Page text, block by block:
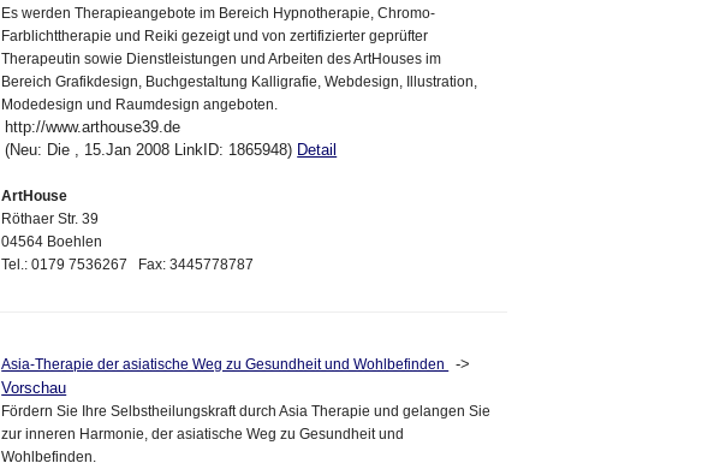
Es werden Therapieangebote im Bereich Hypnotherapie, Chromo-
Farblichttherapie und Reiki gezeigt und von zertifizierter geprüfter
Therapeutin sowie Dienstleistungen und Arbeiten des ArtHouses im
Bereich Grafikdesign, Buchgestaltung Kalligrafie, Webdesign, Illustration,
Modedesign und Raumdesign angeboten.
http://www.arthouse39.de
(Neu: Die , 15.Jan 2008 LinkID: 1865948) Detail
ArtHouse
Röthaer Str. 39
04564 Boehlen
Tel.: 0179 7536267 Fax: 3445778787
Asia-Therapie der asiatische Weg zu Gesundheit und Wohlbefinden
->
Vorschau
Fördern Sie Ihre Selbstheilungskraft durch Asia Therapie und gelangen Sie
zur inneren Harmonie, der asiatische Weg zu Gesundheit und
Wohlbefinden.